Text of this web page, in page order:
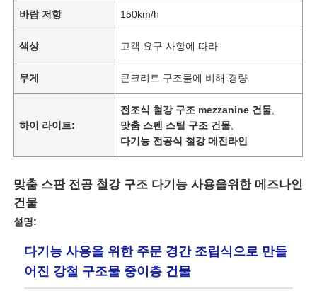
바람 저항 150km/h
색상 고객 요구 사항에 따라
무게 콘크리트 구조물에 비해 경량
하이 라이트:
전조식 철강 구조 mezzanine 건물
맞춤 스펜 스틸 구조 건물
다기능 전공식 철강 메진라인
맞춤 스판 전공 철강 구조 다기능 사용을위한 메즈나인
건물
설명:
다기능 사용을 위한 주문 경간 조립식으로 만들
어진 강철 구조물 중이층 건물